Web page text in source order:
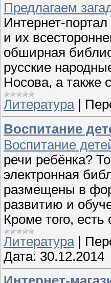
Предлагаем
Интернет-
и их
обширная
русские
Носова, а также
Литература|
Воспитание
Воспитание
речи ребёнка?
электронная
размещены в
развитию и
Кроме того, есть
Литература|
Дата: 30.12.2014